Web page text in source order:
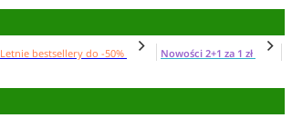
Letnie bestsellery do -50%
Nowości 2+1 za 1 zł